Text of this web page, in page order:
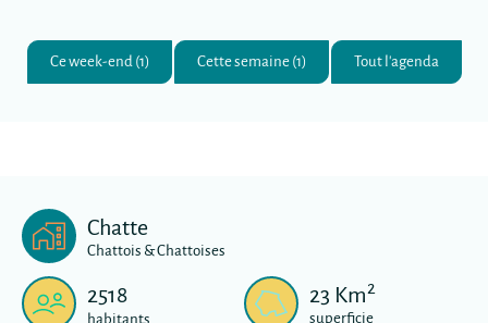
Ce week-end (1) Cette semaine (1) Tout l'agenda
Chatte
Chattois & Chattoises
2518
habitants
23 Km2
superficie